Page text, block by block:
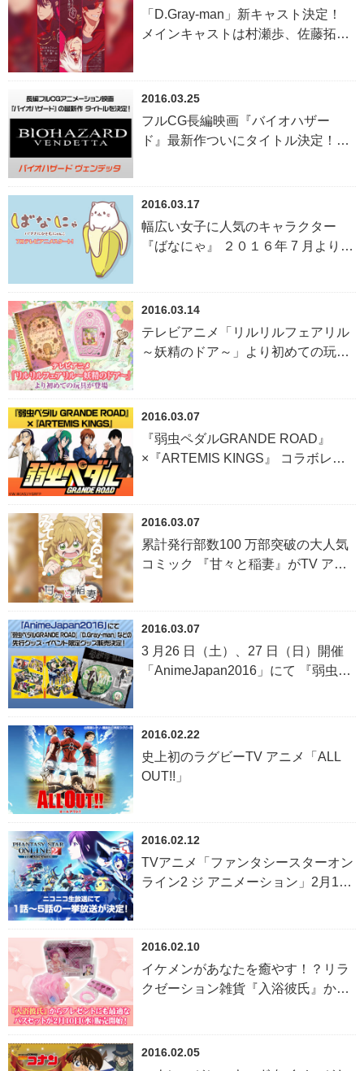
「D.Gray-man」新キャスト決定！
メインキャストは村瀬歩、佐藤拓
2016.03.25
フルCG長編映画『バイオハザー
ド』最新作ついにタイトル決定！さ
2016.03.17
幅広い女子に人気のキャラクター
『ばなにゃ』 ２０１６年 7 月より
2016.03.14
テレビアニメ「リルリルフェアリル
～妖精のドア～」より初めての玩具
2016.03.07
『弱虫ペダルGRANDE ROAD』
×『ARTEMIS KINGS』 コラボレー
2016.03.07
累計発行部数100 万部突破の大人気
コミック 『甘々と稲妻』がTV アニ
2016.03.07
3 月26 日（土）、27 日（日）開催
「AnimeJapan2016」にて 『弱虫ペ
限定グッズ販売決定！
2016.02.22
史上初のラグビーTV アニメ「ALL
OUT!!」
2016.02.12
TVアニメ「ファンタシースターオン
ライン2 ジ アニメーション」2月15
2016.02.10
イケメンがあなたを癒やす！？リラ
クゼーション雑貨『入浴彼氏』から
2016.02.05